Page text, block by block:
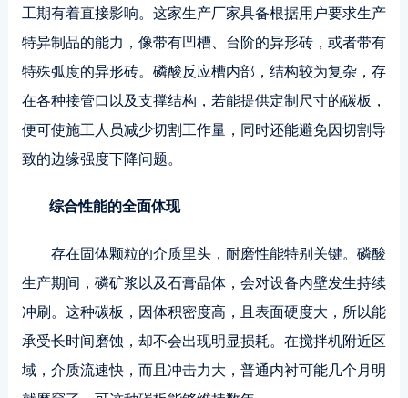
工期有着直接影响。这家生产厂家具备根据用户要求生产
特异制品的能力，像带有凹槽、台阶的异形砖，或者带有
特殊弧度的异形砖。磷酸反应槽内部，结构较为复杂，存
在各种接管口以及支撑结构，若能提供定制尺寸的碳板，
便可使施工人员减少切割工作量，同时还能避免因切割导
致的边缘强度下降问题。
综合性能的全面体现
存在固体颗粒的介质里头，耐磨性能特别关键。磷酸
生产期间，磷矿浆以及石膏晶体，会对设备内壁发生持续
冲刷。这种碳板，因体积密度高，且表面硬度大，所以能
承受长时间磨蚀，却不会出现明显损耗。在搅拌机附近区
域，介质流速快，而且冲击力大，普通内衬可能几个月明